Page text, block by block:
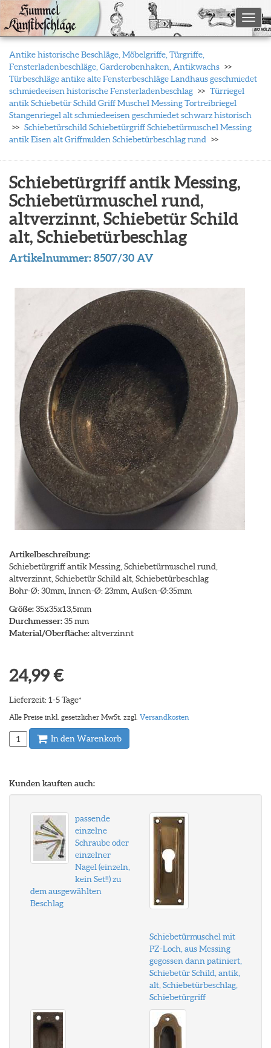
Antike historische Beschläge, Möbelgriffe, Türgriffe,
Fensterladenbeschläge, Garderobenhaken, Antikwachs
Türbeschläge antike alte Fensterbeschläge Landhaus geschmiedet
schmiedeeisen historische Fensterladenbeschlag
Türriegel
antik Schiebetür Schild Griff Muschel Messing Tortreibriegel
Stangenriegel alt schmiedeeisen geschmiedet schwarz historisch
Schiebetürschild Schiebetürgriff Schiebetürmuschel Messing
antik Eisen alt Griffmulden Schiebetürbeschlag rund
Schiebetürgriff antik Messing,
Schiebetürmuschel rund,
altverzinnt, Schiebetür Schild
alt, Schiebetürbeschlag
Artikelnummer:8507/30 AV
Artikelbeschreibung:
Schiebetürgriff antik Messing, Schiebetürmuschel rund,
altverzinnt, Schiebetür Schild alt, Schiebetürbeschlag
Bohr-Ø: 30mm, Innen-Ø: 23mm, Außen-Ø:35mm
Größe:35x35x13,5mm
Durchmesser:35 mm
Material/Oberfläche:altverzinnt
24,99 €
Lieferzeit: 1-5 Tage*
Alle Preise inkl. gesetzlicher MwSt. zzgl. Versandkosten
In den Warenkorb
Kunden kauften auch:
passende
einzelne
Schraube oder
einzelner
Nagel (einzeln,
kein Set!!) zu
dem ausgewählten
Beschlag
Schiebetürmuschel mit
PZ-Loch, aus Messing
gegossen dann patiniert,
Schiebetür Schild, antik,
alt, Schiebetürbeschlag,
Schiebetürgriff